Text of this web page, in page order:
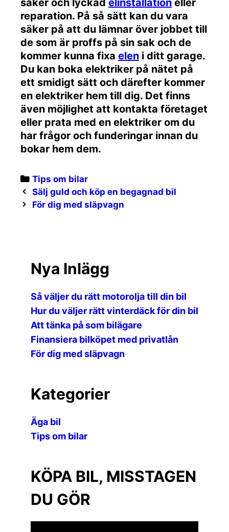
säker och lyckad elinstallation eller
reparation. På så sätt kan du vara
säker på att du lämnar över jobbet till
de som är proffs på sin sak och de
kommer kunna fixa elen i ditt garage.
Du kan boka elektriker på nätet på
ett smidigt sätt och därefter kommer
en elektriker hem till dig. Det finns
även möjlighet att kontakta företaget
eller prata med en elektriker om du
har frågor och funderingar innan du
bokar hem dem.
Categories
Tips om bilar
Post
navigation
Sälj guld och köp en begagnad bil
För dig med släpvagn
Nya Inlägg
Så väljer du rätt motorolja till din bil
Hur du väljer rätt vinterdäck för din bil
Att tänka på som bilägare
Finansiera bilköpet med privatlån
För dig med släpvagn
Kategorier
Äga bil
Tips om bilar
KÖPA BIL, MISSTAGEN
DU GÖR